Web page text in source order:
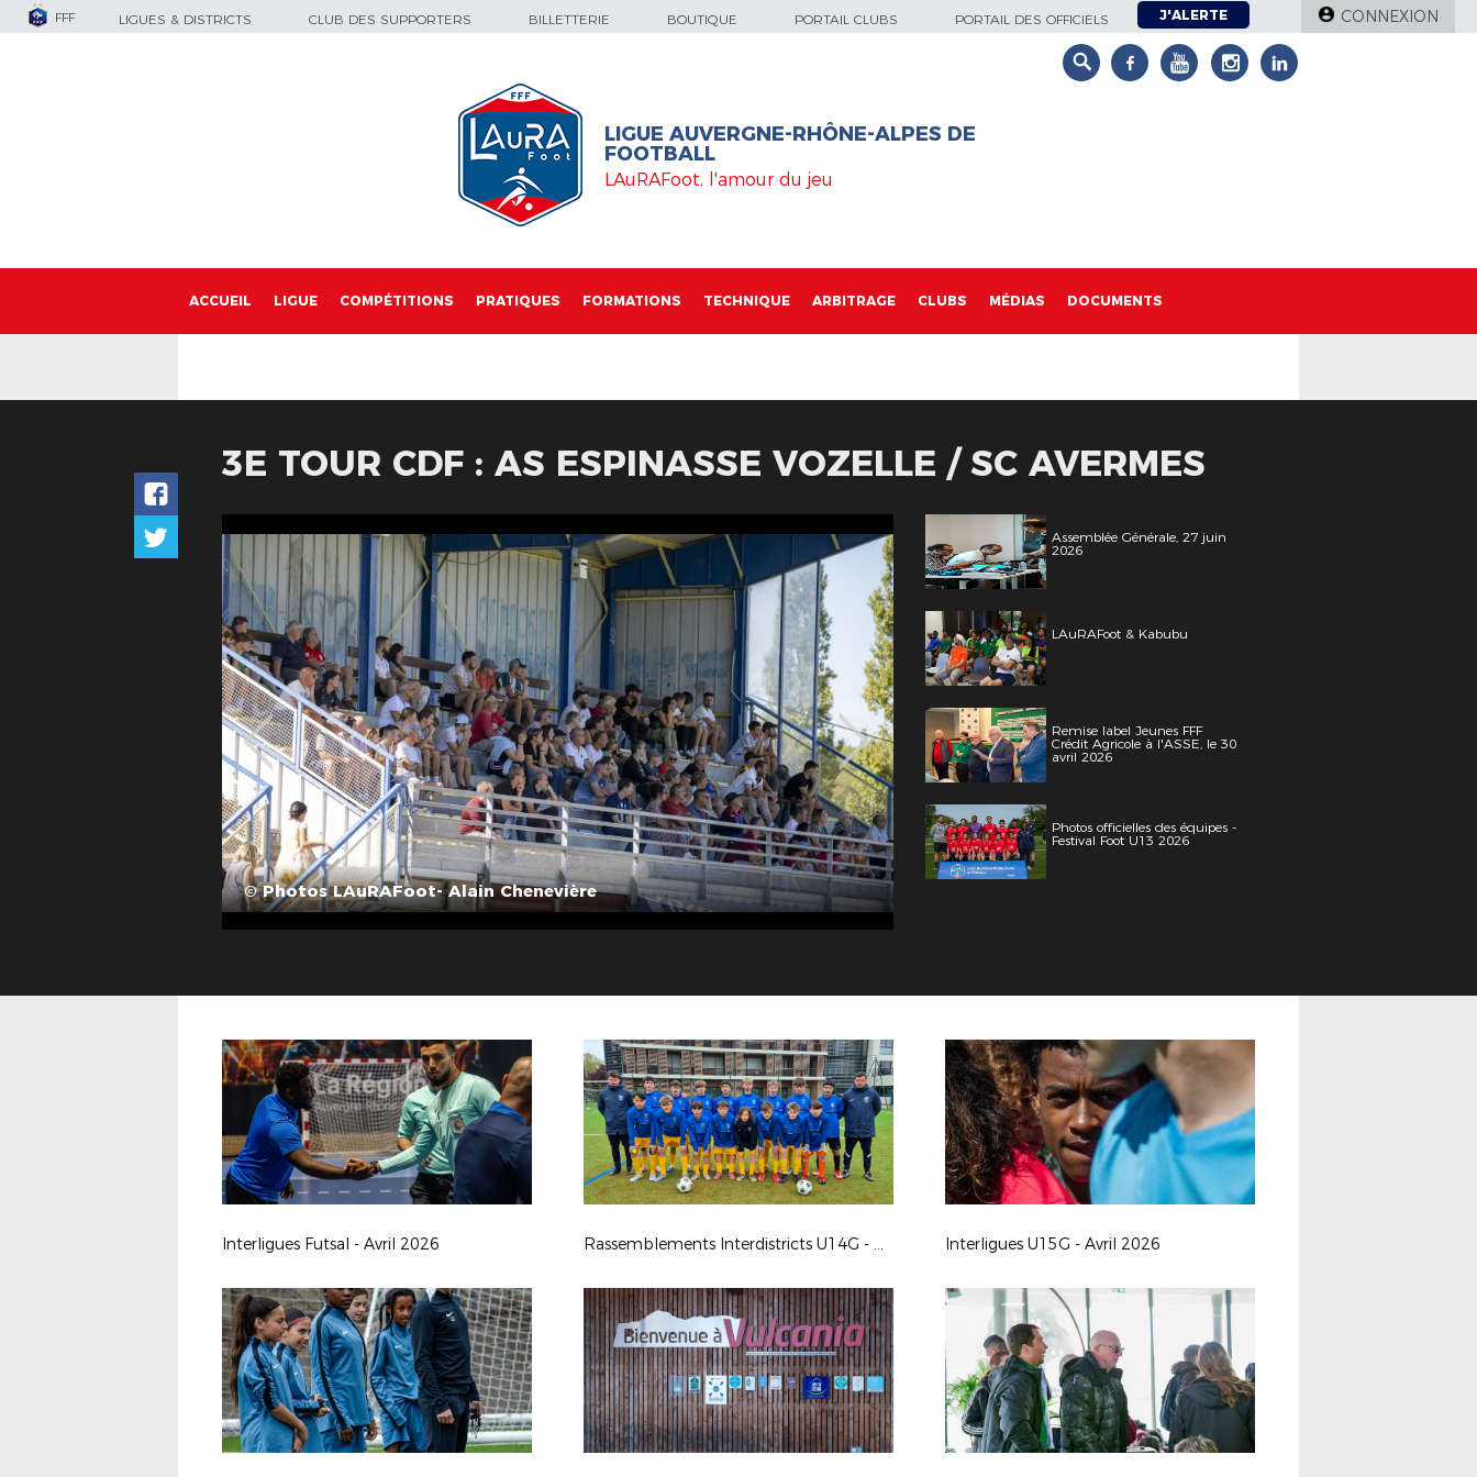
FFF LIGUES & DISTRICTS CLUB DES SUPPORTERS BILLETTERIE BOUTIQUE PORTAIL CLUBS PORTAIL DES OFFICIELS J'ALERTE CONNEXION
LIGUE AUVERGNE-RHÔNE-ALPES DE
FOOTBALL
LAuRAFoot, l'amour du jeu
ACCUEIL LIGUE COMPÉTITIONS PRATIQUES FORMATIONS TECHNIQUE ARBITRAGE CLUBS MÉDIAS DOCUMENTS
3E TOUR CDF : AS ESPINASSE VOZELLE / SC AVERMES
© Photos LAuRAFoot- Alain Chenevière
Assemblée Générale, 27 juin
2026
LAuRAFoot & Kabubu
Remise label Jeunes FFF
Crédit Agricole à l'ASSE, le 30
avril 2026
Photos officielles des équipes -
Festival Foot U13 2026
Interligues Futsal - Avril 2026 Rassemblements Interdistricts U14G - Avr. 2026 Interligues U15G - Avril 2026